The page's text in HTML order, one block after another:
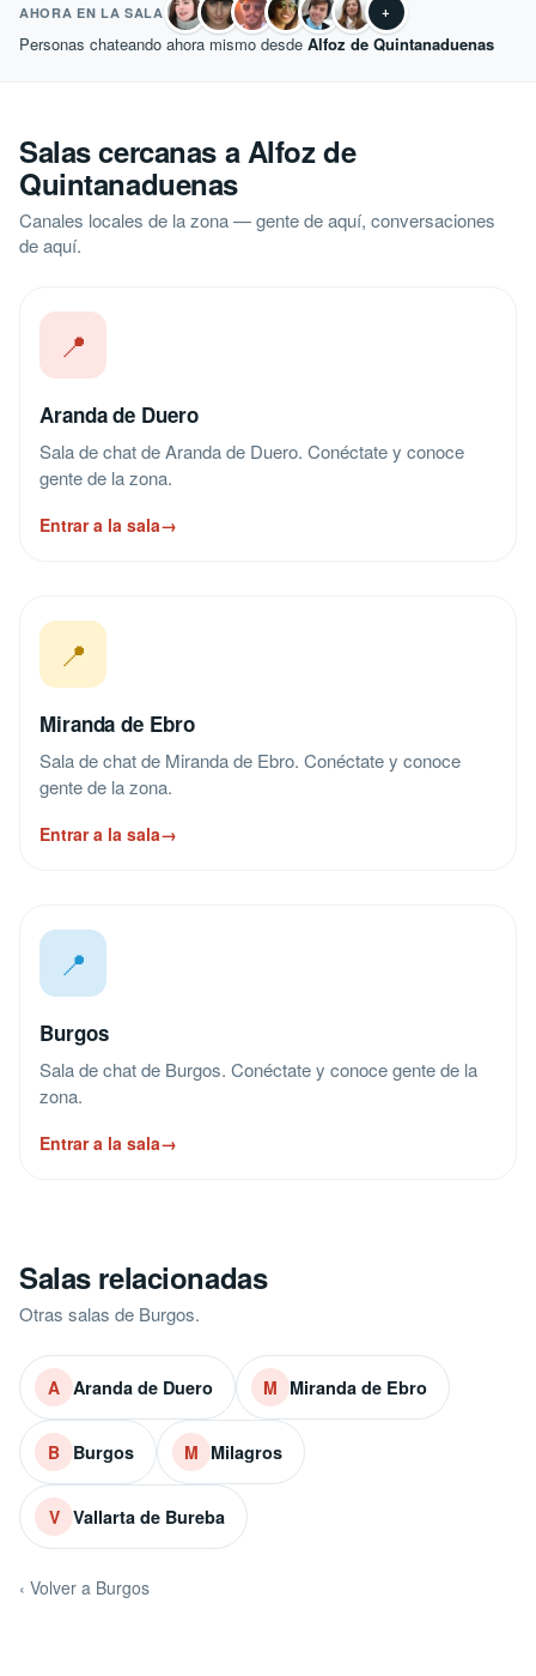
AHORA EN LA SALA +
Personas chateando ahora mismo desde Alfoz de Quintanaduenas
Salas cercanas a Alfoz de
Quintanaduenas
Canales locales de la zona — gente de aquí, conversaciones
de aquí.
📍
Aranda de Duero
Sala de chat de Aranda de Duero. Conéctate y conoce
gente de la zona.
Entrar a la sala→
📍
Miranda de Ebro
Sala de chat de Miranda de Ebro. Conéctate y conoce
gente de la zona.
Entrar a la sala→
📍
Burgos
Sala de chat de Burgos. Conéctate y conoce gente de la
zona.
Entrar a la sala→
Salas relacionadas
Otras salas de Burgos.
A Aranda de Duero M Miranda de Ebro
B Burgos M Milagros
V Vallarta de Bureba
‹ Volver a Burgos